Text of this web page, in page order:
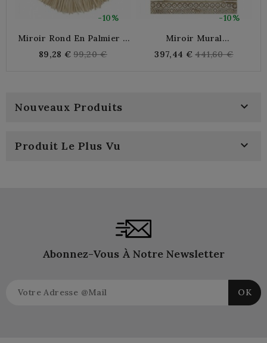
-10%
Miroir Rond En Palmier À
89,28 € Regular
99,20 €
-10%
Miroir Mural
Manguier - Aztèque 63 X
397,44 € Regular
441,60 €
Nouveaux Produits 
Produit Le Plus Vu 
Abonnez-Vous À Notre Newsletter